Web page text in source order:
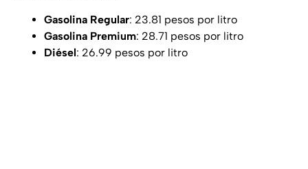
Gasolina Regular: 23.81 pesos por litro
Gasolina Premium: 28.71 pesos por litro
Diésel: 26.99 pesos por litro